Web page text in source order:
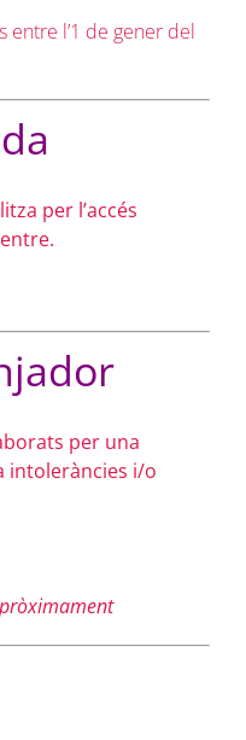
entre l’1 de gener del
per l’accés
per una
intoleràncies i/o